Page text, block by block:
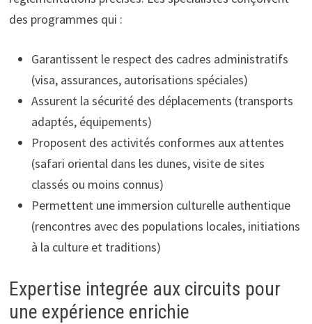
des programmes qui :
Garantissent le respect des cadres administratifs
(visa, assurances, autorisations spéciales)
Assurent la sécurité des déplacements (transports
adaptés, équipements)
Proposent des activités conformes aux attentes
(safari oriental dans les dunes, visite de sites
classés ou moins connus)
Permettent une immersion culturelle authentique
(rencontres avec des populations locales, initiations
à la culture et traditions)
Expertise integrée aux circuits pour
une expérience enrichie